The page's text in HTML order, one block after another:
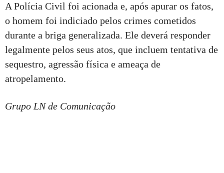
A Polícia Civil foi acionada e, após apurar os fatos,
o homem foi indiciado pelos crimes cometidos
durante a briga generalizada. Ele deverá responder
legalmente pelos seus atos, que incluem tentativa de
sequestro, agressão física e ameaça de
atropelamento.
Grupo LN de Comunicação